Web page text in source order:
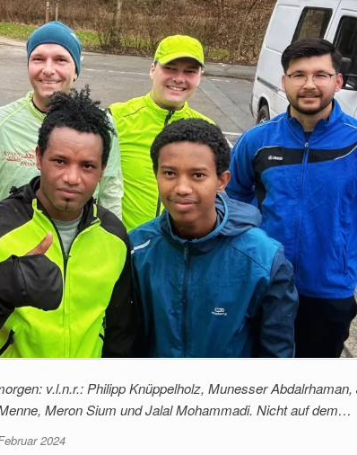
v.l.n.r.: Philipp Knüppelholz, Munesser Abdalrhaman,
Meron Sium und Jalal Mohammadi. Nicht auf dem…
2024